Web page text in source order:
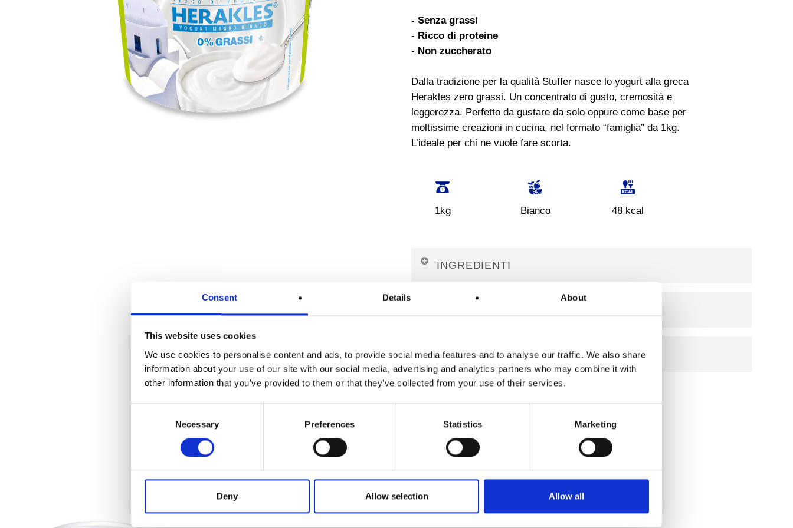
Consent Details About
This website uses cookies
We use cookies to personalise content and ads, to provide social media features and to analyse our traffic. We also share
information about your use of our site with our social media, advertising and analytics partners who may combine it with
other information that you’ve provided to them or that they’ve collected from your use of their services.
Necessary Preferences Statistics Marketing
Deny Allow selection Allow all
- Senza grassi
- Ricco di proteine
- Non zuccherato
Dalla tradizione per la qualità Stuffer nasce lo yogurt alla greca
Herakles zero grassi. Un concentrato di gusto, cremosità e
leggerezza. Perfetto da gustare da solo oppure come base per
moltissime creazioni in cucina, nel formato “famiglia” da 1kg.
L’ideale per chi ne vuole fare scorta.
1kg Bianco 48 kcal
INGREDIENTI
scremato, fermenti lattici).
VALORI NUTRIZIONALI
Valori nutrizionali
Valore energetico KJ
Valore energetico KCAL 48
di cui acidi grassi saturi (g)
Abbiamo dei consigli per te
Prodotti consigliati
Ti potrebbe interessare…